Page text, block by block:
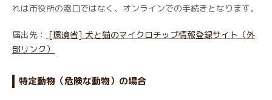
れは市役所の窓口ではなく、オンラインでの手続きとなります。
届出先：
[環境省] 犬と猫のマイクロチップ情報登録サイト（外
部リンク）
特定動物（危険な動物）の場合